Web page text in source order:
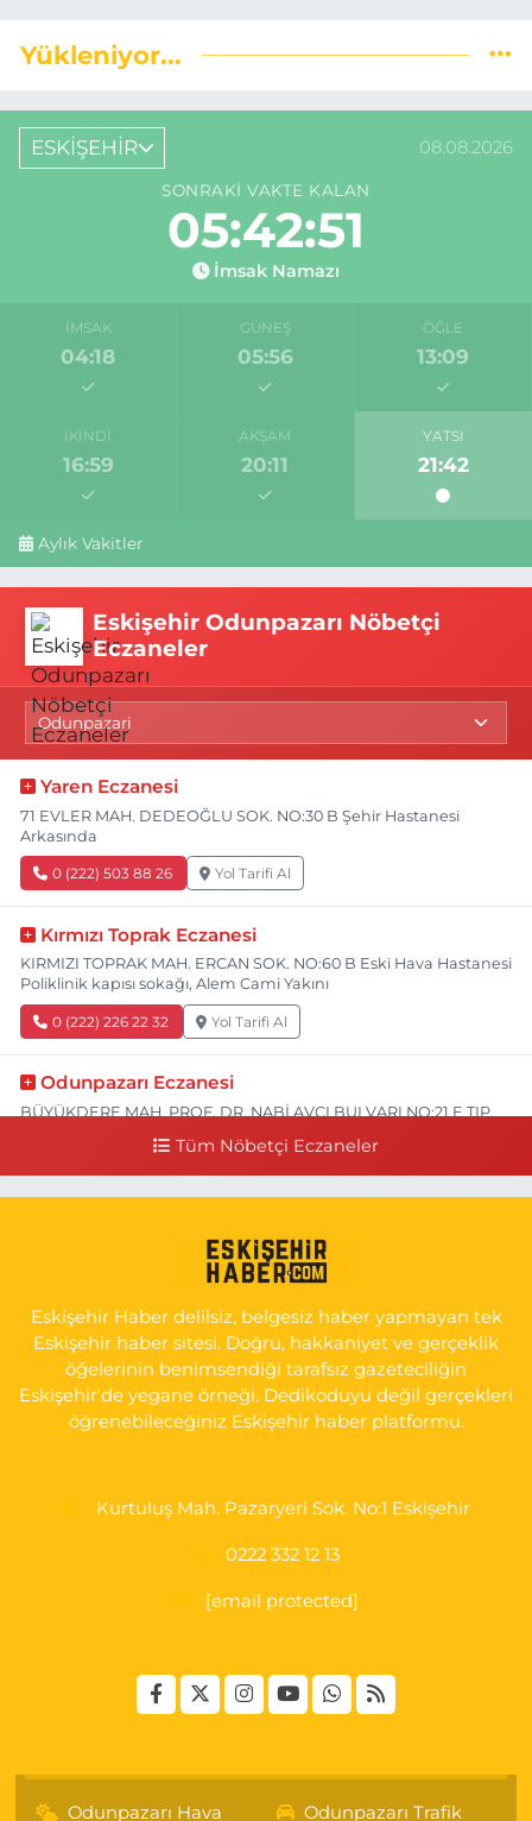
Yükleniyor...
ESKİŞEHİR 08.08.2026
SONRAKI VAKTE KALAN
05:42:50
İmsak Namazı
İMSAK
04:18
GÜNEŞ
05:56
ÖĞLE
13:09
İKINDI
16:59
AKŞAM
20:11
YATSI
21:42
Aylık Vakitler
Eskişehir Odunpazarı Nöbetçi
Eczaneler
Yaren Eczanesi
71 EVLER MAH. DEDEOĞLU SOK. NO:30 B Şehir Hastanesi
Arkasında
0 (222) 503 88 26 Yol Tarifi Al
Kırmızı Toprak Eczanesi
KIRMIZI TOPRAK MAH. ERCAN SOK. NO:60 B Eski Hava Hastanesi
Poliklinik kapısı sokağı, Alem Cami Yakını
0 (222) 226 22 32 Yol Tarifi Al
Odunpazarı Eczanesi
BÜYÜKDERE MAH. PROF. DR. NABİ AVCI BULVARI NO:21 E TIP
YENİDOĞAN MH.ŞEHİT SERKAN ÖZAYDIN CD.8 B ESKİ DEVLET
0 (222) 237 75 17 Yol Tarifi Al
Tüm Nöbetçi Eczaneler
Eskişehir Haber delilsiz, belgesiz haber yapmayan tek
Eskişehir haber sitesi. Doğru, hakkaniyet ve gerçeklik
öğelerinin benimsendiği tarafsız gazeteciliğin
Eskişehir'de yegane örneği. Dedikoduyu değil gerçekleri
öğrenebileceğiniz Eskişehir haber platformu.
Kurtuluş Mah. Pazaryeri Sok. No:1 Eskişehir
0222 332 12 13
[email protected]
Odunpazarı Hava Odunpazarı Trafik